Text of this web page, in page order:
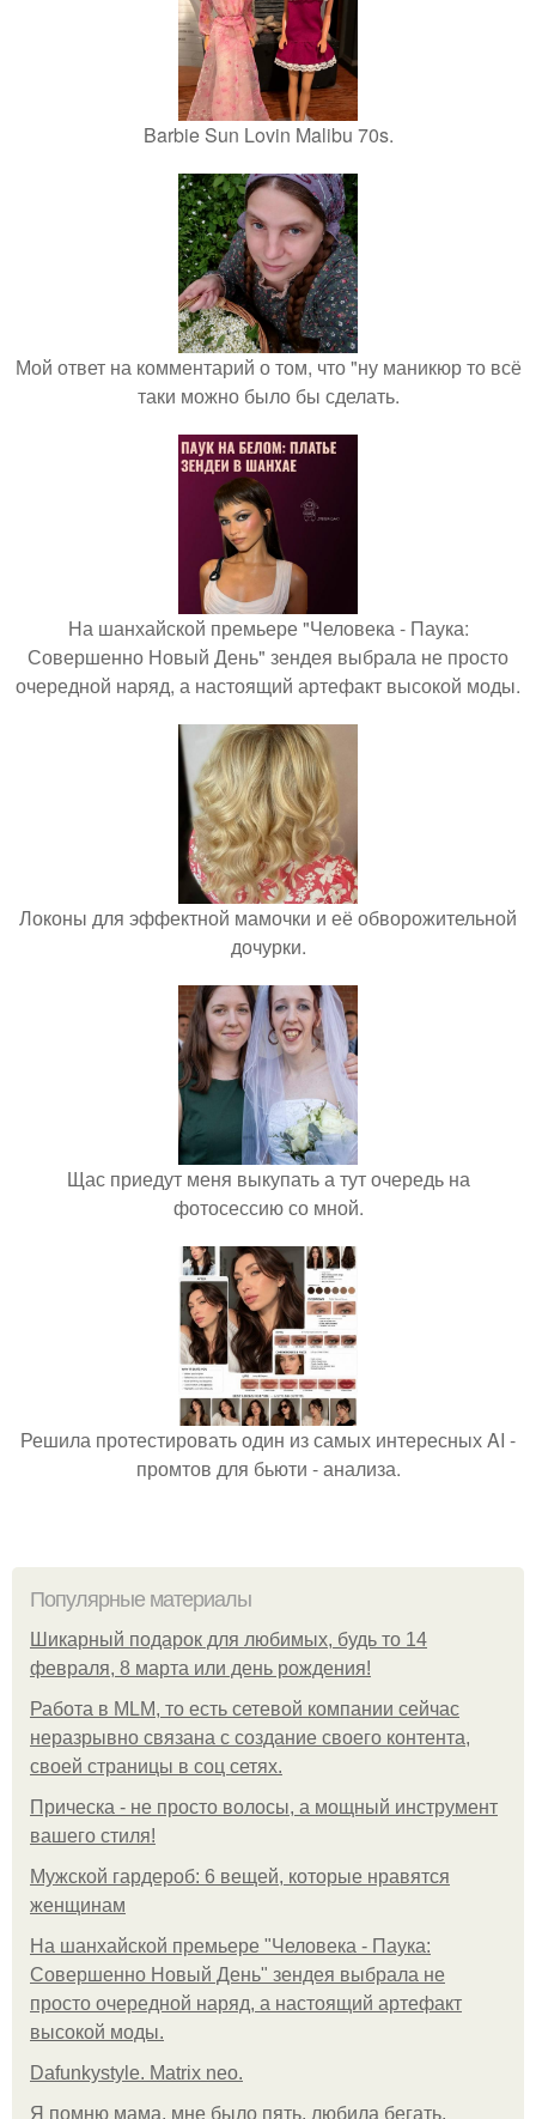
Barbie Sun Lovin Malibu 70s.
Мой ответ на комментарий о том, что "ну маникюр то всё
таки можно было бы сделать.
На шанхайской премьере "Человека - Паука:
Совершенно Новый День" зендея выбрала не просто
очередной наряд, а настоящий артефакт высокой моды.
Локоны для эффектной мамочки и её обворожительной
дочурки.
Щас приедут меня выкупать а тут очередь на
фотосессию со мной.
Решила протестировать один из самых интересных AI -
промтов для бьюти - анализа.
Популярные материалы
Шикарный подарок для любимых, будь то 14
февраля, 8 марта или день рождения!
Работа в MLM, то есть сетевой компании сейчас
неразрывно связана с создание своего контента,
своей страницы в соц сетях.
Прическа - не просто волосы, а мощный инструмент
вашего стиля!
Мужской гардероб: 6 вещей, которые нравятся
женщинам
На шанхайской премьере "Человека - Паука:
Совершенно Новый День" зендея выбрала не
просто очередной наряд, а настоящий артефакт
высокой моды.
Dafunkystyle. Matrix neo.
Я помню мама, мне было пять, любила бегать,